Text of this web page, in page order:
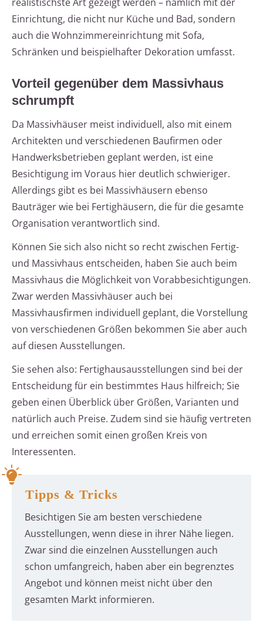
Einrichtung, die nicht nur Küche und Bad, sondern
auch die Wohnzimmereinrichtung mit Sofa,
Schränken und beispielhafter Dekoration umfasst.
Vorteil gegenüber dem Massivhaus
schrumpft
Da Massivhäuser meist individuell, also mit einem
Architekten und verschiedenen Baufirmen oder
Handwerksbetrieben geplant werden, ist eine
Besichtigung im Voraus hier deutlich schwieriger.
Allerdings gibt es bei Massivhäusern ebenso
Bauträger wie bei Fertighäusern, die für die gesamte
Organisation verantwortlich sind.
Können Sie sich also nicht so recht zwischen Fertig-
und Massivhaus entscheiden, haben Sie auch beim
Massivhaus die Möglichkeit von Vorabbesichtigungen.
Zwar werden Massivhäuser auch bei
Massivhausfirmen individuell geplant, die Vorstellung
von verschiedenen Größen bekommen Sie aber auch
auf diesen Ausstellungen.
Sie sehen also: Fertighausausstellungen sind bei der
Entscheidung für ein bestimmtes Haus hilfreich; Sie
geben einen Überblick über Größen, Varianten und
natürlich auch Preise. Zudem sind sie häufig vertreten
und erreichen somit einen großen Kreis von
Interessenten.
Tipps & Tricks
Besichtigen Sie am besten verschiedene
Ausstellungen, wenn diese in ihrer Nähe liegen.
Zwar sind die einzelnen Ausstellungen auch
schon umfangreich, haben aber ein begrenztes
Angebot und können meist nicht über den
gesamten Markt informieren.